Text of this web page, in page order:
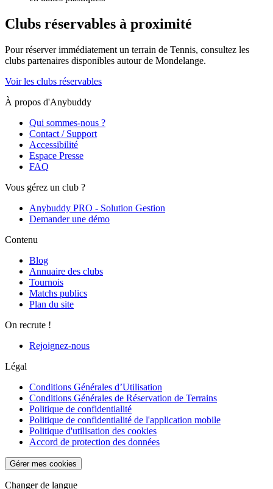
Clubs réservables à proximité
Pour réserver immédiatement un terrain de Tennis, consultez les
clubs partenaires disponibles autour de Mondelange.
Voir les clubs réservables
À propos d'Anybuddy
Qui sommes-nous ?
Contact / Support
Accessibilité
Espace Presse
FAQ
Vous gérez un club ?
Anybuddy PRO - Solution Gestion
Demander une démo
Contenu
Blog
Annuaire des clubs
Tournois
Matchs publics
Plan du site
On recrute !
Rejoignez-nous
Légal
Conditions Générales d’Utilisation
Conditions Générales de Réservation de Terrains
Politique de confidentialité
Politique de confidentialité de l'application mobile
Politique d'utilisation des cookies
Accord de protection des données
Gérer mes cookies
Changer de langue